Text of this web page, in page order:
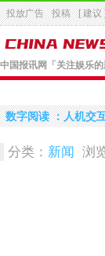
投放广告 投稿 [ 建议
中国报讯网 「关注娱乐
数字阅读 ：人机交
分类： 新闻 浏